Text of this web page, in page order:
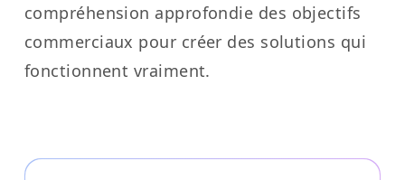
compréhension approfondie des objectifs
commerciaux pour créer des solutions qui
fonctionnent vraiment.